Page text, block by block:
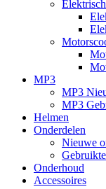
MP3
MP3
MP3
Helmen
Onderdelen
Nieuwe
Onderhoud
Accessoires